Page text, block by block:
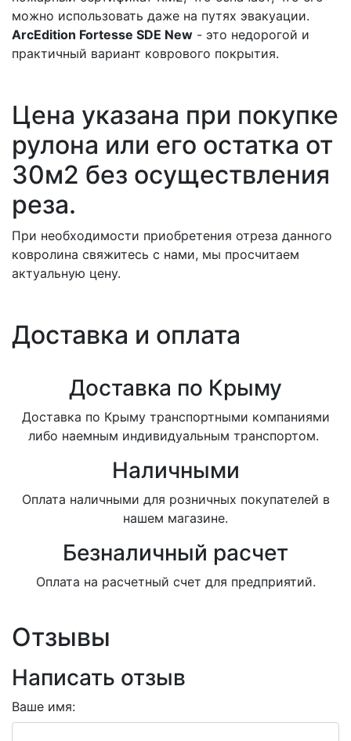
можно использовать даже на путях эвакуации.
ArcEdition Fortesse SDE New - это недорогой и
практичный вариант коврового покрытия.
Цена указана при покупке
рулона или его остатка от
30м2 без осуществления
реза.
При необходимости приобретения отреза данного
ковролина свяжитесь с нами, мы просчитаем
актуальную цену.
Доставка и оплата
Доставка по Крыму
Доставка по Крыму транспортными компаниями
либо наемным индивидуальным транспортом.
Наличными
Оплата наличными для розничных покупателей в
нашем магазине.
Безналичный расчет
Оплата на расчетный счет для предприятий.
Отзывы
Написать отзыв
Ваше имя: